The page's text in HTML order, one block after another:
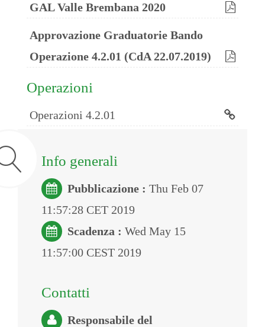
GAL Valle Brembana 2020
Approvazione Graduatorie Bando
Operazione 4.2.01 (CdA 22.07.2019)
Operazioni
Operazioni 4.2.01
Info generali
Pubblicazione : Thu Feb 07
11:57:28 CET 2019
Scadenza : Wed May 15
11:57:00 CEST 2019
Contatti
Responsabile del